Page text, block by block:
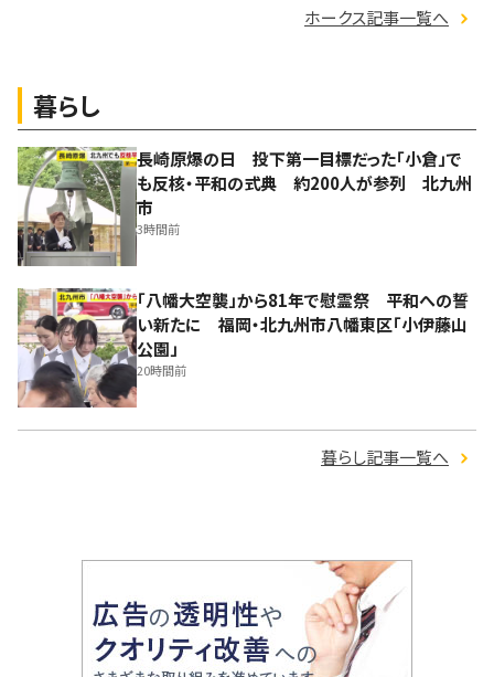
ホークス記事一覧へ
暮らし
長崎原爆の日 投下第一目標だった「小倉」で
も反核・平和の式典 約200人が参列 北九州
市
3時間前
「八幡大空襲」から81年で慰霊祭 平和への誓
い新たに 福岡・北九州市八幡東区「小伊藤山
公園」
20時間前
暮らし記事一覧へ